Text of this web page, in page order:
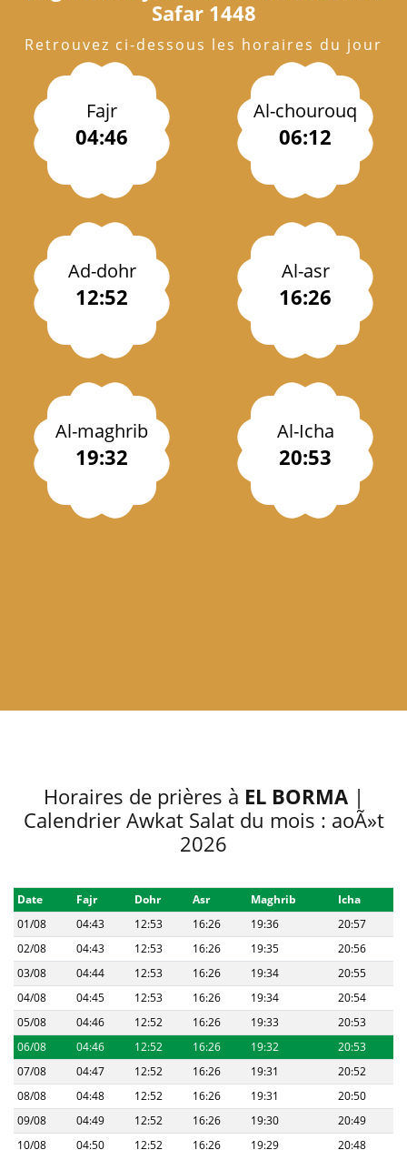
Safar 1448
Retrouvez ci-dessous les horaires du jour
Fajr
04:46
Al-chourouq
06:12
Ad-dohr
12:52
Al-asr
16:26
Al-maghrib
19:32
Al-Icha
20:53
Horaires de prières à EL BORMA|
Calendrier Awkat Salat du mois : aoÃ»t
2026
Date Fajr Dohr Asr Maghrib
Icha
01/08
04:43 12:53 16:26 19:36
20:57
02/08
04:43 12:53 16:26 19:35
20:56
03/08
04:44 12:53 16:26 19:34
20:55
04/08
04:45 12:53 16:26 19:34
20:54
05/08
04:46 12:52 16:26 19:33
20:53
06/08
04:46 12:52 16:26 19:32
20:53
07/08
04:47 12:52 16:26 19:31
20:52
08/08
04:48 12:52 16:26 19:31
20:50
09/08
04:49 12:52 16:26 19:30
20:49
10/08
04:50 12:52 16:26 19:29
20:48